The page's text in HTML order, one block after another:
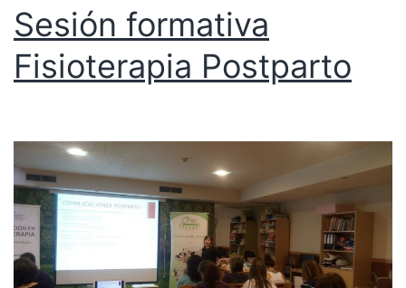
Sesión formativa
Fisioterapia Postparto